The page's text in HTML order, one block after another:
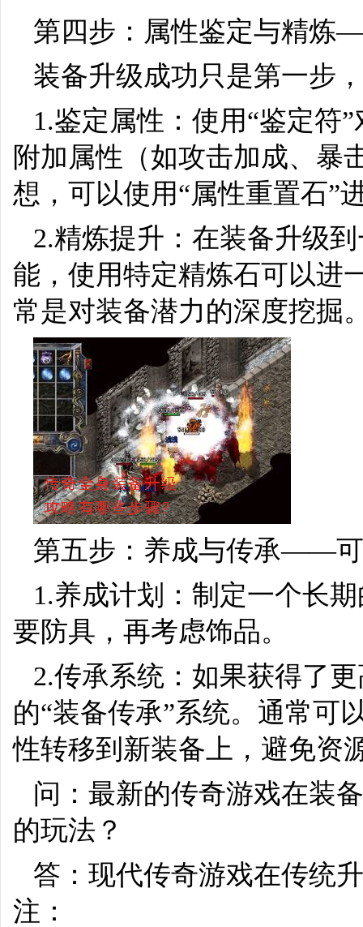
第四步：属性鉴定与精炼
装备升级成功只是第一步
1.鉴定属性：使用“鉴定符
附加属性（如攻击加成、暴
想，可以使用“属性重置石”
2.精炼提升：在装备升级
能，使用特定精炼石可以进
常是对装备潜力的深度挖掘
第五步：养成与传承——
1.养成计划：制定一个长
要防具，再考虑饰品。
2.传承系统：如果获得了
的“装备传承”系统。通常可
性转移到新装备上，避免资
问：最新的传奇游戏在装
的玩法？
答：现代传奇游戏在传统
注：